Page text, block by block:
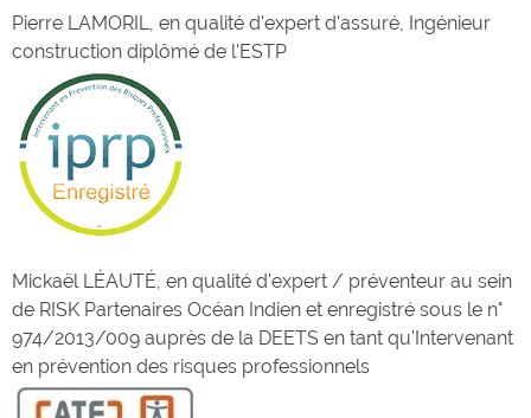
Pierre LAMORIL, en qualité d'expert d'assuré, Ingénieur
construction diplômé de l'ESTP
Mickaël LÉAUTÉ, en qualité d'expert / préventeur au sein
de RISK Partenaires Océan Indien et enregistré sous le n°
974/2013/009 auprès de la DEETS en tant qu'Intervenant
en prévention des risques professionnels